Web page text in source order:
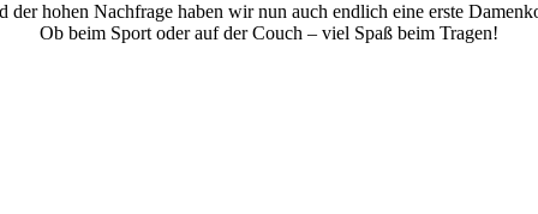
der hohen Nachfrage haben wir nun auch endlich eine erste
Ob beim Sport oder auf der Couch – viel Spaß beim Tragen!